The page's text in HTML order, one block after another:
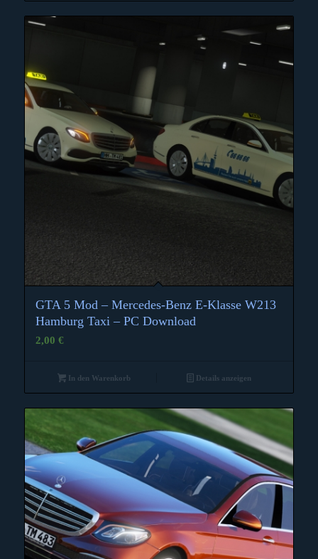
GTA 5 Mod – Mercedes-Benz E-Klasse W213
Hamburg Taxi – PC Download
2,00 €
In den Warenkorb Details anzeigen